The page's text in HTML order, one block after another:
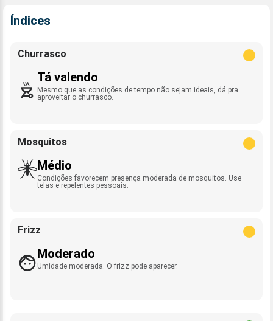
Índices
Churrasco
Tá valendo
Mesmo que as condições de tempo não sejam ideais, dá pra
aproveitar o churrasco.
Mosquitos
Médio
Condições favorecem presença moderada de mosquitos. Use
telas e repelentes pessoais.
Frizz
Moderado
Umidade moderada. O frizz pode aparecer.